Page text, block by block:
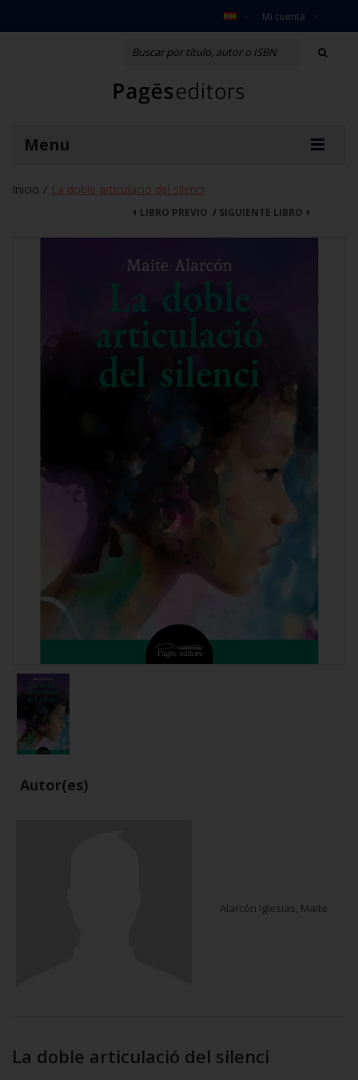
Mi cuenta
Menu
Inicio / La doble articulació del silenci
SIGUIENTE LIBRO
LIBRO PREVIO /
Autor(es)
Alarcón Iglesias, Maite
La doble articulació del silenci